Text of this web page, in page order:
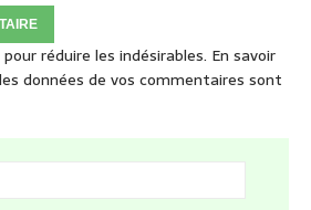
réduire les indésirables. En savoir
données de vos commentaires sont